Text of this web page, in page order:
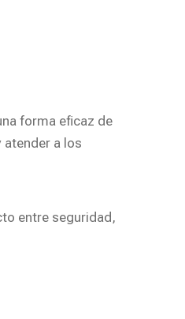
forma eficaz de
a los
entre seguridad,